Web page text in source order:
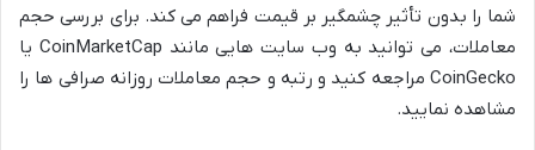
شما را بدون تأثیر چشمگیر بر قیمت فراهم می کند. برای بررسی حجم
معاملات، می توانید به وب سایت هایی مانند CoinMarketCap یا
CoinGecko مراجعه کنید و رتبه و حجم معاملات روزانه صرافی ها را
مشاهده نمایید.